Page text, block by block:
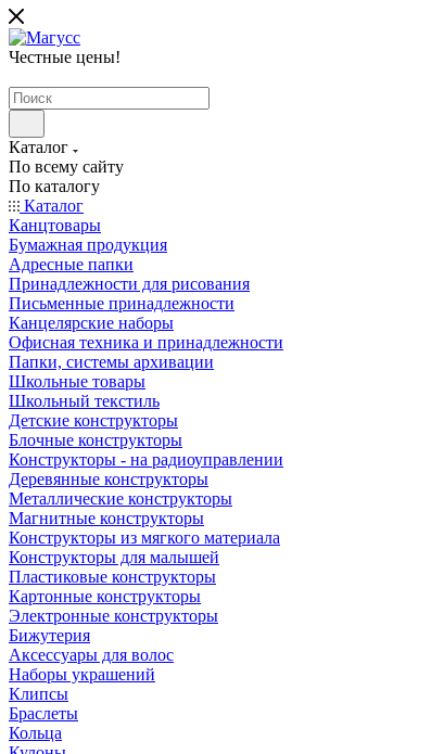
Честные цены!
Каталог
По всему сайту
По каталогу
Каталог
Канцтовары
Бумажная продукция
Адресные папки
Принадлежности для рисования
Письменные принадлежности
Канцелярские наборы
Офисная техника и принадлежности
Папки, системы архивации
Школьные товары
Школьный текстиль
Детские конструкторы
Блочные конструкторы
Конструкторы - на радиоуправлении
Деревянные конструкторы
Металлические конструкторы
Магнитные конструкторы
Конструкторы из мягкого материала
Конструкторы для малышей
Пластиковые конструкторы
Картонные конструкторы
Электронные конструкторы
Бижутерия
Аксессуары для волос
Наборы украшений
Клипсы
Браслеты
Кольца